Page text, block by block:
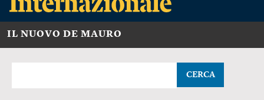
IL NUOVO DE MAURO
CERCA